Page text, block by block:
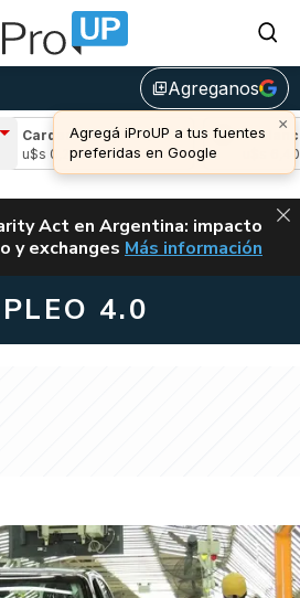
library_addAgreganos
×
Agregá iProUP a tus fuentes
preferidas en Google
Cardano
(-2,82%)
u$s 0,20
Avalanche
ALERTA
Act en Argentina: impacto
y exchanges CLARITY ACT EN
Más información
4.0